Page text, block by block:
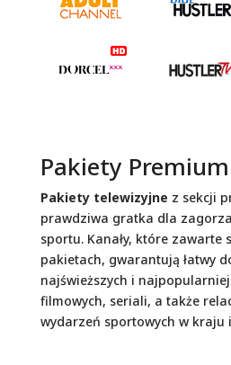
Pakiety Premium
​Pakiety telewizyjne z sekcji
prawdziwa gratka dla
sportu. Kanały, które zawarte
pakietach, gwarantują łatwy
najświeższych i
filmowych, seriali, a także
wydarzeń sportowych w kraju